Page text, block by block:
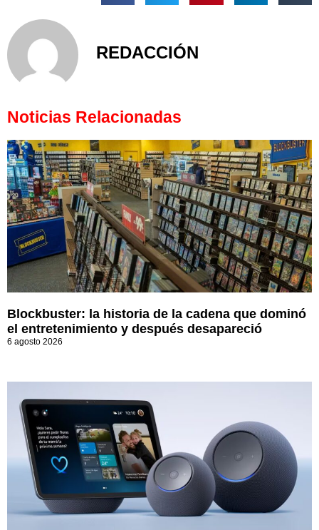
REDACCIÓN
Noticias Relacionadas
Blockbuster: la historia de la cadena que dominó
el entretenimiento y después desapareció
6 agosto 2026